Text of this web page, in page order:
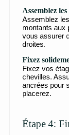
Assemblez les
Assemblez
montants aux
vous assurer
droites.
Fixez
Fixez vos
chevilles.
ancrées pour
placerez.
Étape 4: